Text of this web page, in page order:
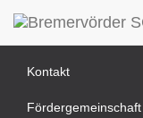
Kontakt
Fördergemeinschaft